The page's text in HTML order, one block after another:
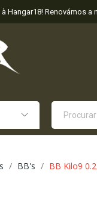
Hangar18! Renovámos
BB's BB Kilo9